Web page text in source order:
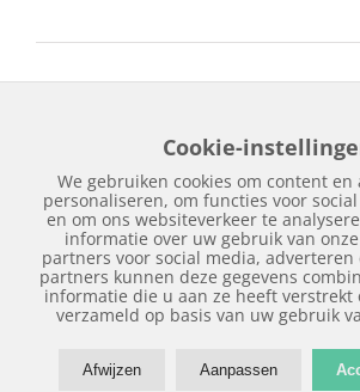
Over Hockeykrant
Nieuws
Archief
Copyright © 2018 | Hockeykrant.nl |
Cookie-
We gebruiken cookies om content
personaliseren, om functies voor
en om ons websiteverkeer te
informatie over uw gebruik van
partners voor social media, adverteren
partners kunnen deze gegevens
informatie die u aan ze heeft verstrekt
verzameld op basis van uw gebruik
Afwijzen Aanpassen